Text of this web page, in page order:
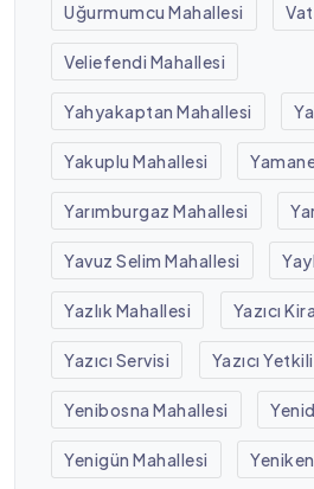
Uğurmumcu Mahallesi
Veliefendi Mahallesi
Yahyakaptan Mahallesi
Yakuplu Mahallesi
Yarımburgaz Mahallesi
Yavuz Selim Mahallesi
Yazlık Mahallesi Yazıcı
Yazıcı Servisi Yazıcı
Yenibosna Mahallesi
Yenigün Mahallesi